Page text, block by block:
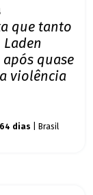
que tanto
Laden
quase
violência
dias | Brasil